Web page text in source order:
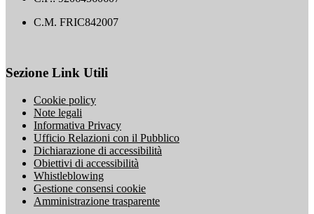
C.M. FRIC842007
Sezione Link Utili
Cookie policy
Note legali
Informativa Privacy
Ufficio Relazioni con il Pubblico
Dichiarazione di accessibilità
Obiettivi di accessibilità
Whistleblowing
Gestione consensi cookie
Amministrazione trasparente